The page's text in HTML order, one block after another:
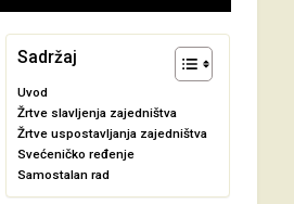
Sadržaj
Uvod
Žrtve slavljenja zajedništva
Žrtve uspostavljanja zajedništva
Svećeničko ređenje
Samostalan rad